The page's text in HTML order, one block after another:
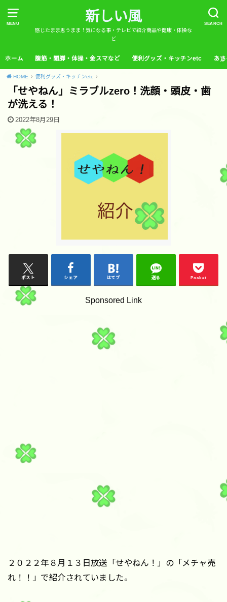
MENU SEARCH
新しい風
感じたまま思うまま！気になる事・テレビで紹介商品や健康・体操な
ど
ホーム 腹筋・開脚・体操・金スマなど 便利グッズ・キッチンetc あ
HOME 便利グッズ・キッチンetc
「せやねん」ミラブルzero！洗顔・頭皮・歯
が洗える！
2022年8月29日
ポスト シェア はてブ 送る Pocket
Sponsored Link
２０２２年８月１３日放送「せやねん！」の「メチャ売
れ！！」で紹介されていました。